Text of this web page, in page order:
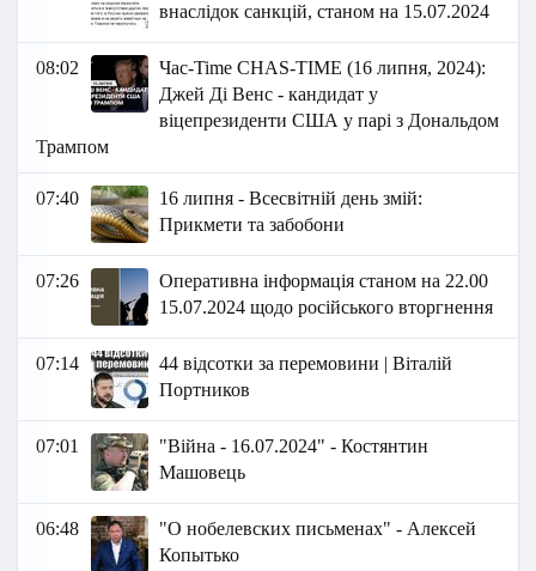
внаслідок санкцій, станом на 15.07.2024
08:02
Час-Time CHAS-TIME (16 липня, 2024):
Джей Ді Венс - кандидат у
віцепрезиденти США у парі з Дональдом
Трампом
07:40
16 липня - Всесвітній день змій:
Прикмети та забобони
07:26
Оперативна інформація станом на 22.00
15.07.2024 щодо російського вторгнення
07:14
44 відсотки за перемовини | Віталій
Портников
07:01
"Війна - 16.07.2024" - Костянтин
Машовець
06:48
"О нобелевских письменах" - Алексей
Копытько